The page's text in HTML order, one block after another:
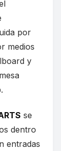
por
medios
y
se
dentro
entradas